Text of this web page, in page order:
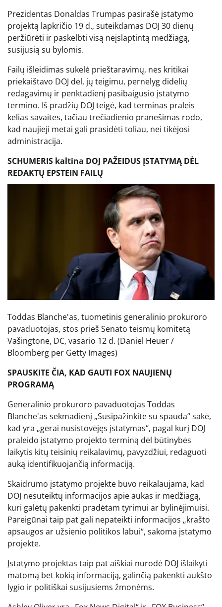
Prezidentas Donaldas Trumpas pasirašė įstatymo
projektą lapkričio 19 d., suteikdamas DOJ 30 dienų
peržiūrėti ir paskelbti visą neįslaptintą medžiagą,
susijusią su bylomis.
Failų išleidimas sukėlė prieštaravimų, nes kritikai
priekaištavo DOJ dėl, jų teigimu, pernelyg didelių
redagavimų ir penktadienį pasibaigusio įstatymo
termino. Iš pradžių DOJ teigė, kad terminas praleis
kelias savaites, tačiau trečiadienio pranešimas rodo,
kad naujieji metai gali prasidėti toliau, nei tikėjosi
administracija.
SCHUMERIS kaltina DOJ PAŽEIDUS ĮSTATYMĄ DĖL
REDAKTŲ EPSTEIN FAILŲ
Toddas Blanche'as, tuometinis generalinio prokuroro
pavaduotojas, stos prieš Senato teismų komitetą
Vašingtone, DC, vasario 12 d. (Daniel Heuer /
Bloomberg per Getty Images)
SPAUSKITE ČIA, KAD GAUTI FOX NAUJIENŲ
PROGRAMĄ
Generalinio prokuroro pavaduotojas Toddas
Blanche'as sekmadienį „Susipažinkite su spauda“ sakė,
kad yra „gerai nusistovėjęs įstatymas“, pagal kurį DOJ
praleido įstatymo projekto terminą dėl būtinybės
laikytis kitų teisinių reikalavimų, pavyzdžiui, redaguoti
auką identifikuojančią informaciją.
Skaidrumo įstatymo projekte buvo reikalaujama, kad
DOJ nesuteiktų informacijos apie aukas ir medžiagą,
kuri galėtų pakenkti pradėtam tyrimui ar bylinėjimuisi.
Pareigūnai taip pat gali nepateikti informacijos „krašto
apsaugos ar užsienio politikos labui“, sakoma įstatymo
projekte.
Įstatymo projektas taip pat aiškiai nurodė DOJ išlaikyti
matomą bet kokią informaciją, galinčią pakenkti aukšto
lygio ir politiškai susijusiems žmonėms.